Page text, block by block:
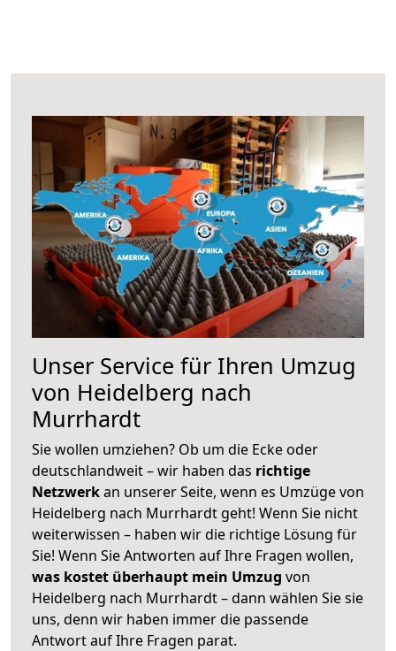
Unser Service für Ihren Umzug
von Heidelberg nach
Murrhardt
Sie wollen umziehen? Ob um die Ecke oder
deutschlandweit – wir haben das richtige
Netzwerkan unserer Seite, wenn es Umzüge von
Heidelberg nach Murrhardt geht! Wenn Sie nicht
weiterwissen – haben wir die richtige Lösung für
Sie! Wenn Sie Antworten auf Ihre Fragen wollen,
was kostet überhaupt mein Umzug von
Heidelberg nach Murrhardt – dann wählen Sie sie
uns, denn wir haben immer die passende
Antwort auf Ihre Fragen parat.